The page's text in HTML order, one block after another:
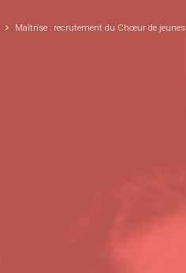
Maîtrise : recrutement du Chœur de jeunes